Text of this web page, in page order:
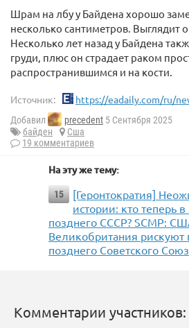
Шрам на лбу у Байдена хорошо
несколько сантиметров. Выглядит
Несколько лет назад у Байдена
груди, плюс он страдает раком
распространившимся и на кости.
Источник: https://eadaily.com/ru/
Добавил precedent 5 Сентября 2025
байден
Сша
19 комментариев
На эту же тему:
15
[Геронтократия]
истории: кто теперь
позднего СССР? SCMP:
Великобритания рискуют
позднего Советского
Комментарии участников: